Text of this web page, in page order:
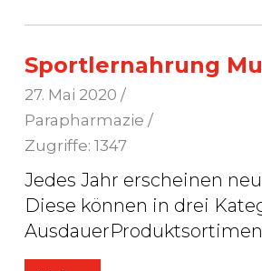
Sportlernahrung
27. Mai 2020 /
Parapharmazie /
Zugriffe: 1347
Jedes Jahr erscheinen
Diese können in drei Kategorien